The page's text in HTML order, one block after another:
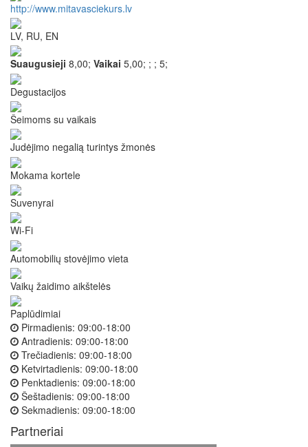
http://www.mitavasciekurs.lv
LV, RU, EN
Suaugusieji 8,00; Vaikai 5,00; ; ; 5;
Degustacijos
Šeimoms su vaikais
Judėjimo negalią turintys žmonės
Mokama kortele
Suvenyrai
Wi-Fi
Automobilių stovėjimo vieta
Vaikų žaidimo aikštelės
Paplūdimiai
Pirmadienis: 09:00-18:00
Antradienis: 09:00-18:00
Trečiadienis: 09:00-18:00
Ketvirtadienis: 09:00-18:00
Penktadienis: 09:00-18:00
Šeštadienis: 09:00-18:00
Sekmadienis: 09:00-18:00
Partneriai